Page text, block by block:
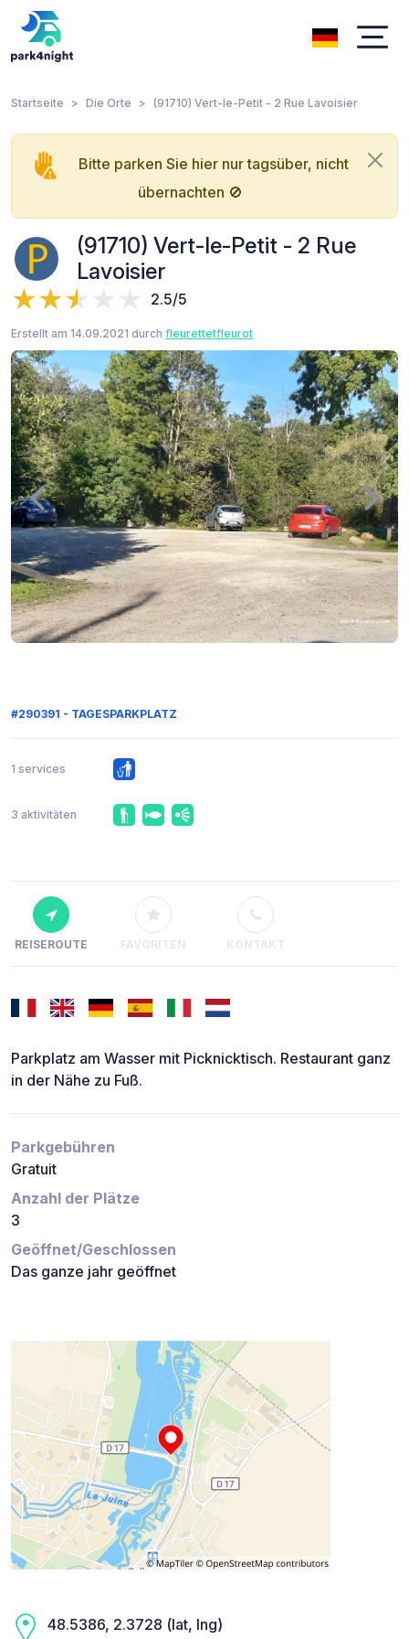
Startseite Die Orte (91710) Vert-le-Petit - 2 Rue Lavoisier
Bitte parken Sie hier nur tagsüber, nicht
übernachten 🚫
(91710) Vert-le-Petit - 2 Rue
Lavoisier
2.5/5
Erstellt am 14.09.2021 durch fleurettetfleurot
#290391 - TAGESPARKPLATZ
1 services
3 aktivitäten
REISEROUTE FAVORITEN KONTAKT
Parkplatz am Wasser mit Picknicktisch. Restaurant ganz
in der Nähe zu Fuß.
Parkgebühren
Gratuit
Anzahl der Plätze
3
Geöffnet/Geschlossen
Das ganze jahr geöffnet
48.5386, 2.3728 (lat, lng)